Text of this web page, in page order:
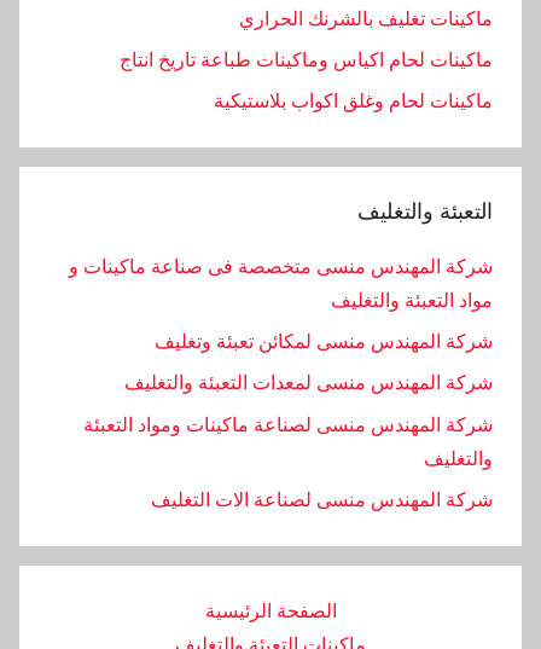
ماكينات تغليف بالشرنك الحراري
ماكينات لحام اكياس وماكينات طباعة تاريخ انتاج
ماكينات لحام وغلق اكواب بلاستيكية
التعبئة والتغليف
شركة المهندس منسى متخصصة فى صناعة ماكينات و
مواد التعبئة والتغليف
شركة المهندس منسى لمكائن تعبئة وتغليف
شركة المهندس منسى لمعدات التعبئة والتغليف
شركة المهندس منسى لصناعة ماكينات ومواد التعبئة
والتغليف
‏شركة المهندس منسى لصناعة الات التغليف
الصفحة الرئيسية